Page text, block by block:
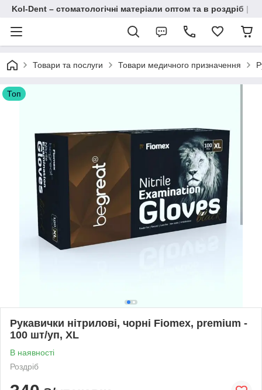
Kol-Dent – ​​стоматологічні матеріали оптом та в роздріб |
Товари та послуги Товари медичного призначення
Топ
Рукавички нітрилові, чорні Fiomex, premium -
100 шт/уп, XL
В наявності
Роздріб